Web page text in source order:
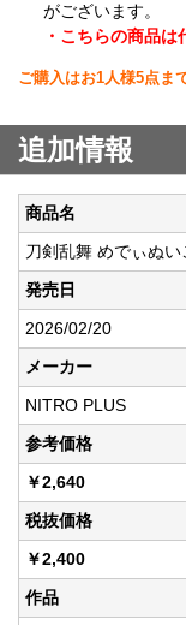
がございます。
・こちらの商品は
ご購入はお1人様5点ま
追加情報
商品名
刀剣乱舞 めでぃぬ
発売日
2026/02/20
メーカー
NITRO PLUS
参考価格
￥2,640
税抜価格
￥2,400
作品